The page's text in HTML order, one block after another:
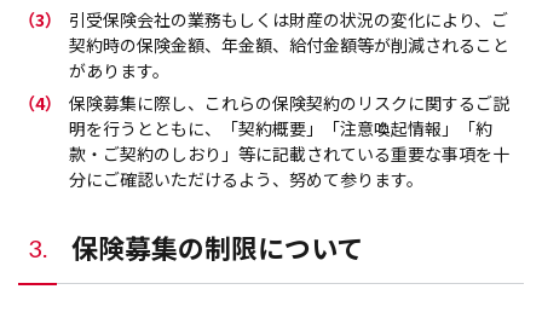
（3）
引受保険会社の業務もしくは財産の状況の変化により、ご
契約時の保険金額、年金額、給付金額等が削減されること
があります。
（4）
保険募集に際し、これらの保険契約のリスクに関するご説
明を行うとともに、「契約概要」「注意喚起情報」「約
款・ご契約のしおり」等に記載されている重要な事項を十
分にご確認いただけるよう、努めて参ります。
3. 保険募集の制限について